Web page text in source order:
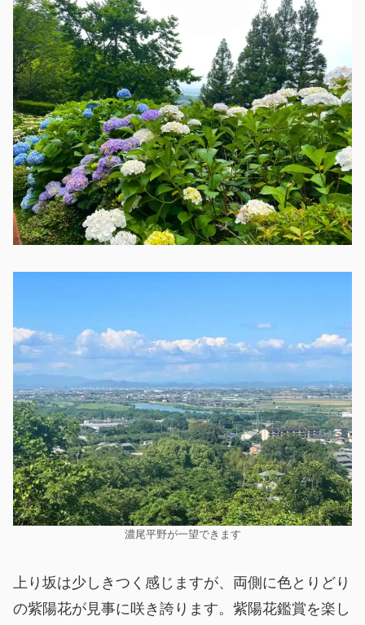
濃尾平野が一望できます
上り坂は少しきつく感じますが、両側に色とりどり
の紫陽花が見事に咲き誇ります。紫陽花鑑賞を楽し